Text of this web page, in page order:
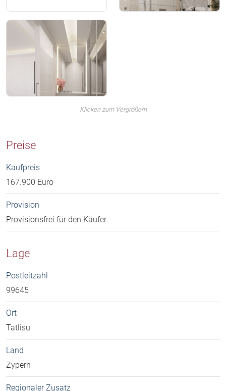
Klicken zum Vergrößern
Preise
Kaufpreis
167.900 Euro
Provision
Provisionsfrei für den Käufer
Lage
Postleitzahl
99645
Ort
Tatlisu
Land
Zypern
Regionaler Zusatz